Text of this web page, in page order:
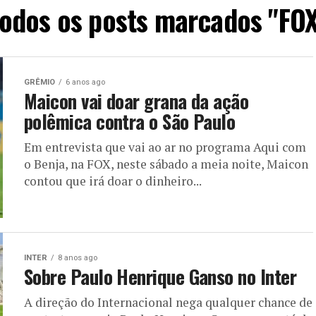
os posts marcados
GRÊMIO 6 anos ago
Maicon vai doar grana da ação
polêmica contra o São Paulo
Em entrevista que vai ao ar no programa Aqui com
o Benja, na FOX, neste sábado a meia noite, Maicon
contou que irá doar o dinheiro...
INTER 8 anos ago
Sobre Paulo Henrique Ganso no Inter
A direção do Internacional nega qualquer chance de